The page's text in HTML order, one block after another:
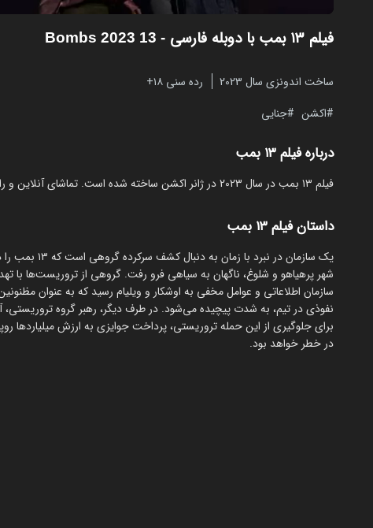
فیلم ۱۳ بمب با دوبله فارسی - 13 Bombs 2023
ساخت اندونزی سال 2023
رده سنی ۱۸+
اکشن
جنایی
درباره فیلم ۱۳ بمب
فیلم ۱۳ بمب در سال 2023 در ژانر اکشن ساخته شده است. تماشای آنلاین و رایگان 13 Bombs از مایکت با دوبله بدون نیاز به دانلود.
داستان فیلم ۱۳ بمب
یک سازمان
سازمان اطلاعاتی و عوامل مخفی به اوشکار و ویلیام رسید که به عنوان
برای جلوگیری از این حمله تروریستی، پرداخت جوایزی به ارزش میلیاردها
در خطر خواهد بود.